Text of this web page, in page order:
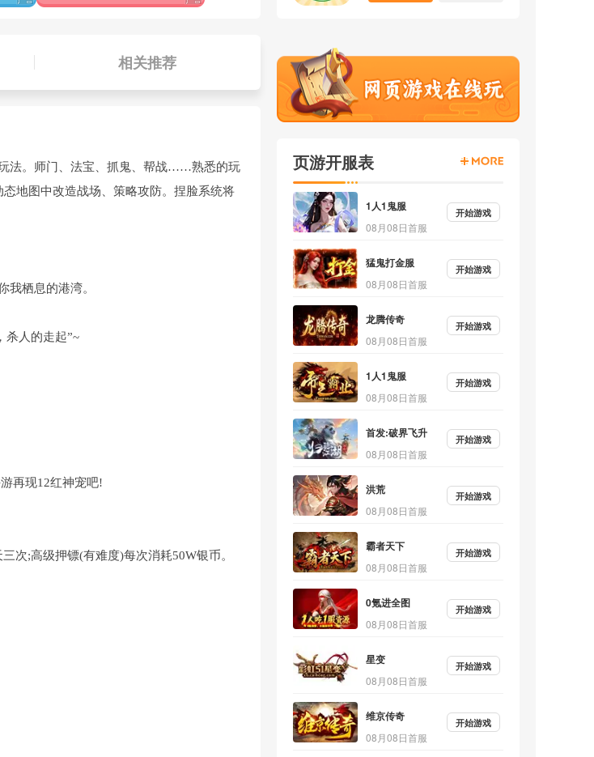
相关推荐
法。师门、法宝、抓鬼、帮战……熟悉的玩
地图中改造战场、策略攻防。捏脸系统将
我栖息的港湾。
杀人的走起”~
再现12红神宠吧!
次;高级押镖(有难度)每次消耗50W银币。
页游开服表
1人1鬼服
08月08日首服
开始游戏
猛鬼打金服
08月08日首服
开始游戏
龙腾传奇
08月08日首服
开始游戏
1人1鬼服
08月08日首服
开始游戏
首发:破界飞升
08月08日首服
开始游戏
洪荒
08月08日首服
开始游戏
霸者天下
08月08日首服
开始游戏
0氪进全图
08月08日首服
开始游戏
星变
08月08日首服
开始游戏
维京传奇
08月08日首服
开始游戏